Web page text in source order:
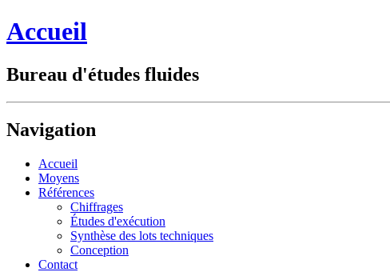
Accueil
Bureau d'études fluides
Navigation
Accueil
Moyens
Références
Chiffrages
Études d'exécution
Synthèse des lots techniques
Conception
Contact